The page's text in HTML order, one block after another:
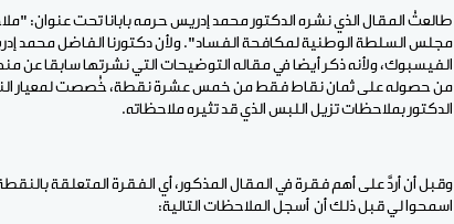
طالعتُ المقال الذي نشره الدكتور محمد إدريس حرمه بابانا تحت عنوان:
مجلس السلطة الوطنية لمكافحة الفساد". ولأن دكتورنا الفاضل محمد
الفيسبوك، ولأنه ذكر أيضا في مقاله التوضيحات التي نشرتها سابقا عن
من حصوله على ثمان نقاط فقط من خمس عشرة نقطة، خُصصت لمعيار
الدكتور بملاحظات تزيل اللبس الذي قد تثيره ملاحظاته.
وقبل أن أردَّ على أهم فقرة في المقال المذكور، أي الفقرة المتعلقة
اسمحوا لي قبل ذلك أن أسجل الملاحظات التالية: